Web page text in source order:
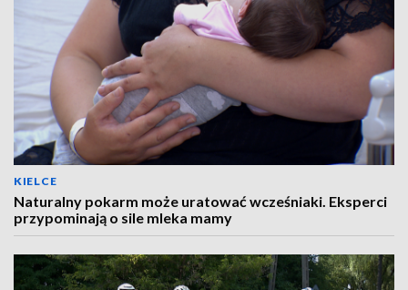
KIELCE
Naturalny pokarm może uratować wcześniaki. Eksperci
przypominają o sile mleka mamy